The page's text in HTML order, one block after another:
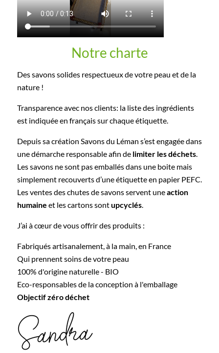
Notre charte
Des savons solides respectueux de votre peau et de la
nature !
Transparence avec nos clients: la liste des ingrédients
est indiquée en français sur chaque étiquette.
Depuis sa création Savons du Léman s’est engagée dans
une démarche responsable afin de limiter les déchets.
Les savons ne sont pas emballés dans une boite mais
simplement recouverts d’une étiquette en papier PEFC.
Les ventes des chutes de savons servent uneaction
humaine et les cartons sontupcyclés.
J’ai à cœur de vous offrir des produits :
Fabriqués artisanalement, à la main, en France
Qui prennent soins de votre peau
100% d'origine naturelle - BIO
Eco-responsables de la conception à l'emballage
Objectif zéro déchet